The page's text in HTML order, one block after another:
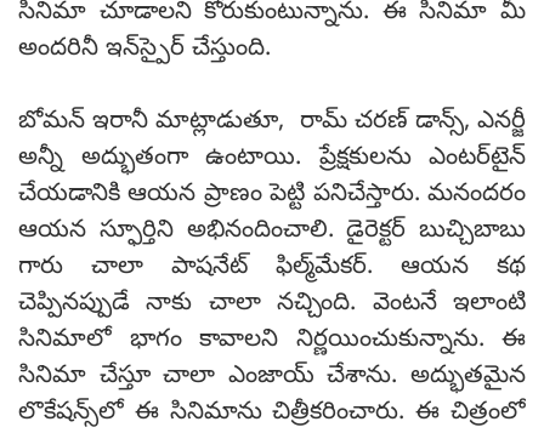
సినిమా చూడాలని కోరుకుంటున్నాను. ఈ సినిమా మీ
అందరినీ ఇన్‌స్పైర్ చేస్తుంది.
బోమన్ ఇరానీ మాట్లాడుతూ, రామ్ చరణ్ డాన్స్, ఎనర్జీ
అన్నీ అద్భుతంగా ఉంటాయి. ప్రేక్షకులను ఎంటర్‌టైన్
చేయడానికి ఆయన ప్రాణం పెట్టి పనిచేస్తారు. మనందరం
ఆయన స్ఫూర్తిని అభినందించాలి. డైరెక్టర్ బుచ్చిబాబు
గారు చాలా పాషనేట్ ఫిల్మ్‌మేకర్. ఆయన కథ
చెప్పినప్పుడే నాకు చాలా నచ్చింది. వెంటనే ఇలాంటి
సినిమాలో భాగం కావాలని నిర్ణయించుకున్నాను. ఈ
సినిమా చేస్తూ చాలా ఎంజాయ్ చేశాను. అద్భుతమైన
లొకేషన్స్‌లో ఈ సినిమాను చిత్రీకరించారు. ఈ చిత్రంలో